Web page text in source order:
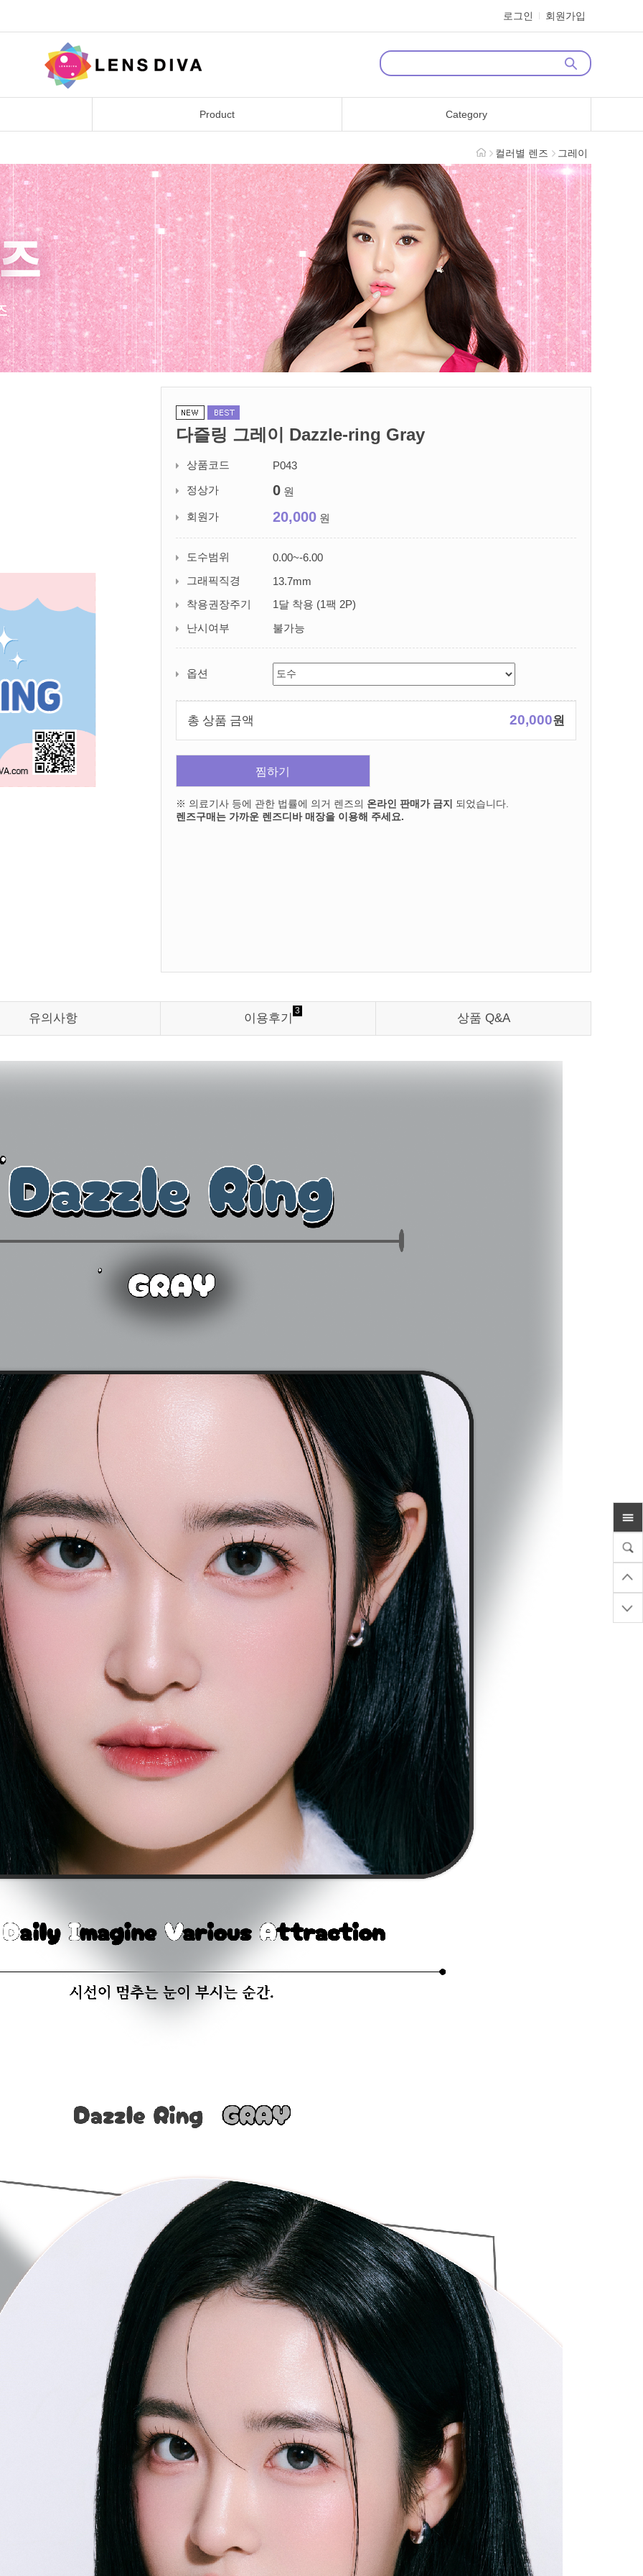
로그인 회원가입
Product Category
컬러별 렌즈 그레이
다즐링 그레이 Dazzle-ring Gray
상품코드
P043
정상가
0 원
회원가 20,000 원
도수범위
0.00~-6.00
그래픽직경
13.7mm
착용권장주기
1달 착용 (1팩 2P)
난시여부
불가능
옵션
총 상품 금액 20,000원
찜하기
※ 의료기사 등에 관한 법률에 의거 렌즈의 온라인 판매가 금지 되었습니다.
렌즈구매는 가까운 렌즈디바 매장을 이용해 주세요.
유의사항 이용후기
3
상품 Q&A